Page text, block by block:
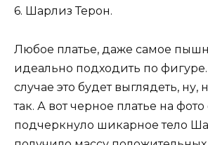
6. Шарлиз Терон.
Любое платье, даже самое
идеально подходить по
случае это будет выглядеть, ну,
так. А вот черное платье на
подчеркнуло шикарное тело